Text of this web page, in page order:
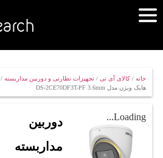
خانه/ کالای آی تی/ تجهیزات نظارتی و دوربین مداربسته/
هایک ویژن مدل DS-2CE70DF3T-PF 3.6mm
Loading...
دوربین
مداربسته